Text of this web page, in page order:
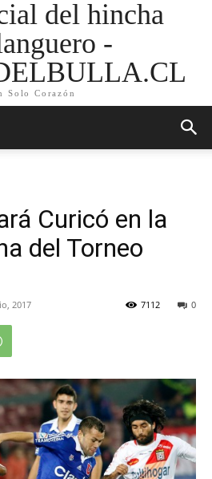
del hincha
-
Solo Corazón
Curicó en la
del Torneo
2017 0
7112